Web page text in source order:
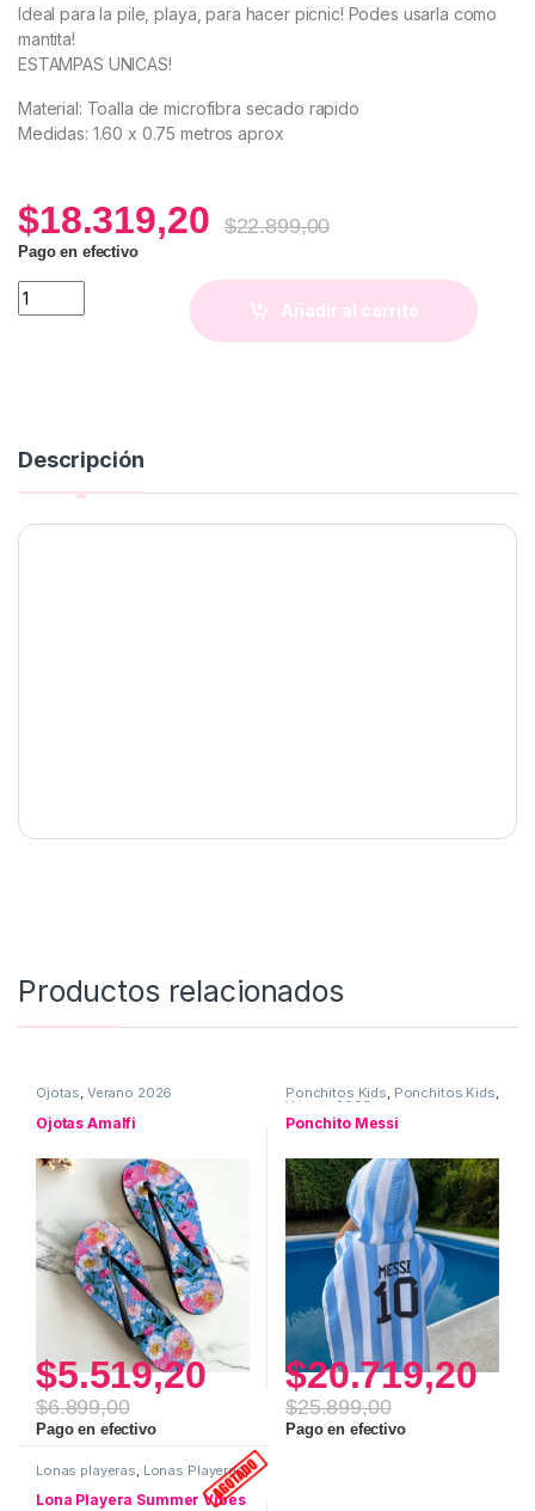
Ideal para la pile, playa, para hacer picnic! Podes usarla como
mantita!
ESTAMPAS UNICAS!
Material: Toalla de microfibra secado rapido
Medidas: 1.60 x 0.75 metros aprox
$18.319,20 $22.899,00
Pago en efectivo
Toallón Florcitas quantity
Añadir al carrito
Descripción
Productos relacionados
Ojotas, Verano 2026
Ojotas Amalfi
$5.519,20
$6.899,00
Pago en efectivo
Este producto tiene múltiples variantes. Las opciones se
Ponchitos Kids, Ponchitos Kids,
Verano 2026
Ponchito Messi
$20.719,20
$25.899,00
Pago en efectivo
Lonas playeras, Lonas Playeras,
Lona Playera Summer Vibes